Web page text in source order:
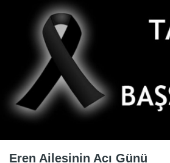
Eren Ailesinin Acı Günü